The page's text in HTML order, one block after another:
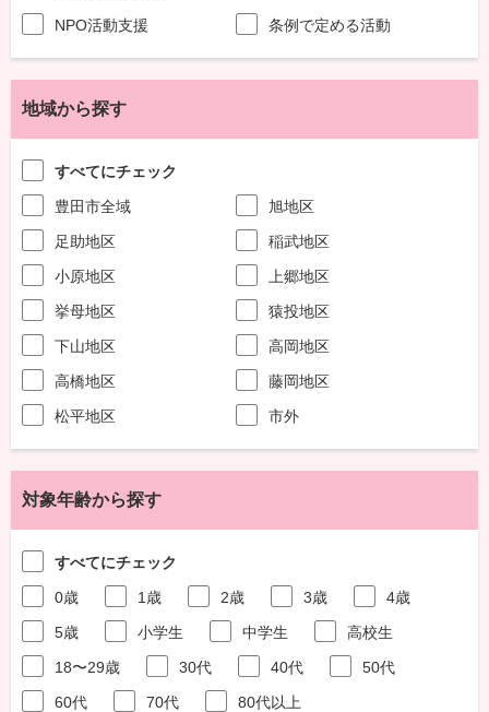
NPO活動支援 条例で定める活動
地域から探す
すべてにチェック
豊田市全域
旭地区
足助地区
稲武地区
小原地区
上郷地区
挙母地区
猿投地区
下山地区
高岡地区
高橋地区
藤岡地区
松平地区
市外
対象年齢から探す
すべてにチェック
0歳
1歳 2歳 3歳
4歳
5歳
小学生 中学生
高校生
18〜29歳
30代 40代
50代
60代
70代 80代以上